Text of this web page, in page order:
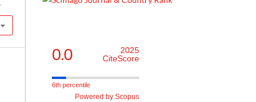
0.0
2025
CiteScore
6th percentile
Powered by Scopus